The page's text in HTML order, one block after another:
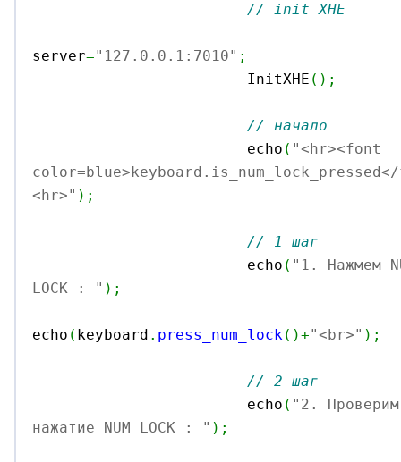
// init XHE
server="127.0.0.1:7010" ;
			InitXHE
( ) ;
// начало
			echo
( "<hr><font
<hr>" ) ;
// 1 шаг
			echo
( "1. Нажмем
LOCK : " ) ;
echo ( keyboard . press_num_lock( )+"<br>" ) ;
// 2 шаг
			echo
( "2.
нажатие NUM LOCK : " ) ;